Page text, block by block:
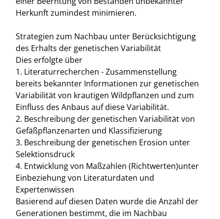
Herkunft zumindest minimieren.
Strategien zum Nachbau unter Berücksichtigung
des Erhalts der genetischen Variabilität
Dies erfolgte über
1. Literaturrecherchen - Zusammenstellung
bereits bekannter Informationen zur genetischen
Variabilität von krautigen Wildpflanzen und zum
Einfluss des Anbaus auf diese Variabilität.
2. Beschreibung der genetischen Variabilität von
Gefäßpflanzenarten und Klassifizierung
3. Beschreibung der genetischen Erosion unter
Selektionsdruck
4. Entwicklung von Maßzahlen (Richtwerten)unter
Einbeziehung von Literaturdaten und
Expertenwissen
Basierend auf diesen Daten wurde die Anzahl der
Generationen bestimmt, die im Nachbau